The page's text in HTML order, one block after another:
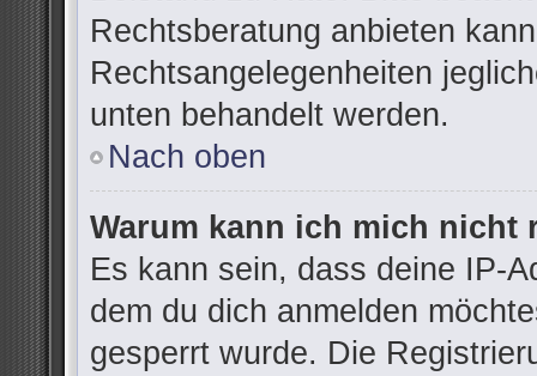
Rechtsberatung anbieten
Rechtsangelegenheiten
unten behandelt werden.
Nach oben
Warum kann ich mich nicht
Es kann sein, dass deine IP-
dem du dich anmelden
gesperrt wurde. Die